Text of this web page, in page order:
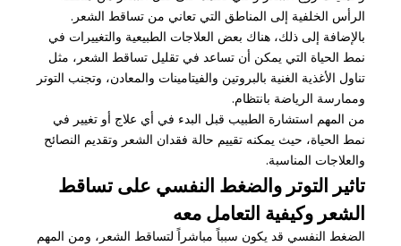
الرأس الخلفية إلى المناطق التي تعاني من تساقط الشعر.
بالإضافة إلى ذلك، هناك بعض العلاجات الطبيعية والتغييرات في
نمط الحياة التي يمكن أن تساعد في تقليل تساقط الشعر، مثل
تناول الأغذية الغنية بالبروتين والفيتامينات والمعادن، وتجنب التوتر
وممارسة الرياضة بانتظام.
من المهم استشارة الطبيب قبل البدء في أي علاج أو تغيير في
نمط الحياة، حيث يمكنه تقييم حالة فقدان الشعر وتقديم النصائح
والعلاجات المناسبة.
تاثير التوتر والضغط النفسي على تساقط
الشعر وكيفية التعامل معه
الضغط النفسي قد يكون سبباً مباشراً لتساقط الشعر، ومن المهم